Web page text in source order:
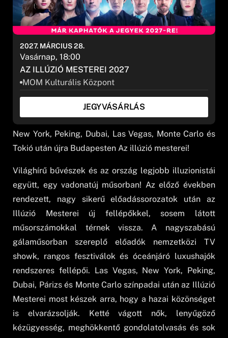
AZ ILLÚZIÓ MESTEREI 2027
MOM Kulturális Központ
2027. MÁRCIUS 28.
Vasárnap, 18:00
JEGYVÁSÁRLÁS
New York, Peking, Dubai, Las Vegas, Monte Carlo és
Tokió után újra Budapesten Az illúzió mesterei!
Világhírű bűvészek és az ország legjobb illuzionistái
együtt, egy vadonatúj műsorban! Az előző években
rendezett, nagy sikerű előadássorozatok után az
Illúzió Mesterei új fellépőkkel, sosem látott
műsorszámokkal térnek vissza. A nagyszabású
gálaműsorban szereplő előadók nemzetközi TV
showk, rangos fesztiválok és óceánjáró luxushajók
rendszeres fellépői. Las Vegas, New York, Peking,
Dubai, Párizs és Monte Carlo színpadai után az Illúzió
Mesterei most készek arra, hogy a hazai közönséget
is elvarázsolják. Ketté vágott nők, lenyűgöző
kézügyesség, meghökkentő gondolatolvasás és sok